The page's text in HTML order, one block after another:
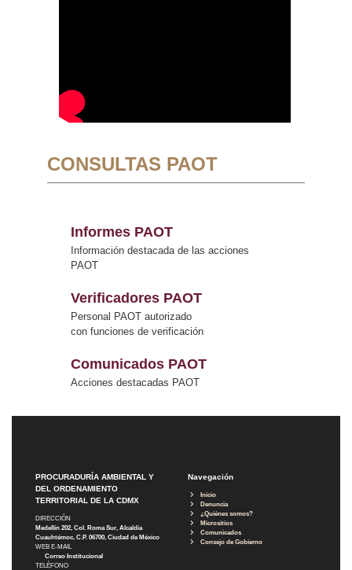
CONSULTAS PAOT
Informes PAOT
Información destacada de las acciones
PAOT
Verificadores PAOT
Personal PAOT autorizado
con funciones de verificación
Comunicados PAOT
Acciones destacadas PAOT
PROCURADURÍA AMBIENTAL Y
DEL ORDENAMIENTO
TERRITORIAL DE LA CDMX
DIRECCIÓN
Medellín 202, Col. Roma Sur, Alcaldía
Cuauhtémoc, C.P. 06700, Ciudad de México
WEB E-MAIL
Correo Institucional
TELÉFONO
Navegación
Inicio
Denuncia
¿Quiénes somos?
Micrositios
Comunicados
Consejo de Gobierno